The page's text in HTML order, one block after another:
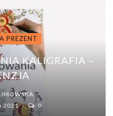
PREZENT
KALIGRAFIA –
2021
0